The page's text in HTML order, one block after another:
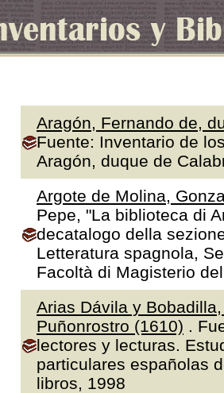
Aragón, Fernando de,
Fuente: Inventario de
Aragón, duque de
Argote de Molina,
Pepe, "La biblioteca di
decatalogo della
Letteratura spagnola,
Facoltà di Magisterio
Arias Dávila y
Puñonrostro (1610) .
lectores y lecturas.
particulares españolas
libros, 1998